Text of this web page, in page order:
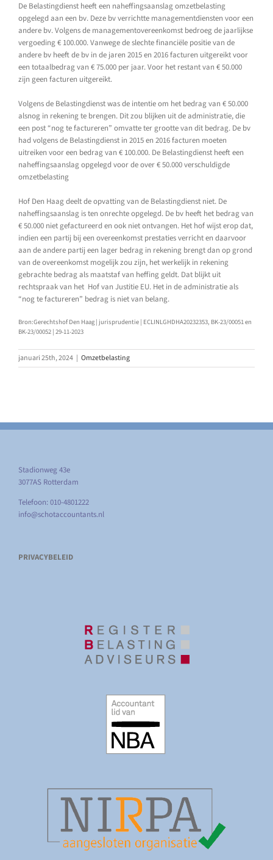
De Belastingdienst heeft een naheffingsaanslag omzetbelasting
opgelegd aan een bv. Deze bv verrichtte managementdiensten voor een
andere bv. Volgens de managementovereenkomst bedroeg de jaarlijkse
vergoeding € 100.000. Vanwege de slechte financiële positie van de
andere bv heeft de bv in de jaren 2015 en 2016 facturen uitgereikt voor
een totaalbedrag van € 75.000 per jaar. Voor het restant van € 50.000
zijn geen facturen uitgereikt.
Volgens de Belastingdienst was de intentie om het bedrag van € 50.000
alsnog in rekening te brengen. Dit zou blijken uit de administratie, die
een post “nog te factureren” omvatte ter grootte van dit bedrag. De bv
had volgens de Belastingdienst in 2015 en 2016 facturen moeten
uitreiken voor een bedrag van € 100.000. De Belastingdienst heeft een
naheffingsaanslag opgelegd voor de over € 50.000 verschuldigde
omzetbelasting
Hof Den Haag deelt de opvatting van de Belastingdienst niet. De
naheffingsaanslag is ten onrechte opgelegd. De bv heeft het bedrag van
€ 50.000 niet gefactureerd en ook niet ontvangen. Het hof wijst erop dat,
indien een partij bij een overeenkomst prestaties verricht en daarvoor
aan de andere partij een lager bedrag in rekening brengt dan op grond
van de overeenkomst mogelijk zou zijn, het werkelijk in rekening
gebrachte bedrag als maatstaf van heffing geldt. Dat blijkt uit
rechtspraak van het Hof van Justitie EU. Het in de administratie als
“nog te factureren” bedrag is niet van belang.
Bron:Gerechtshof Den Haag | jurisprudentie | ECLINLGHDHA20232353, BK-23/00051 en
BK-23/00052 | 29-11-2023
januari 25th, 2024 | Omzetbelasting
Stadionweg 43e
3077AS Rotterdam
Telefoon: 010-4801222
info@schotaccountants.nl
PRIVACYBELEID